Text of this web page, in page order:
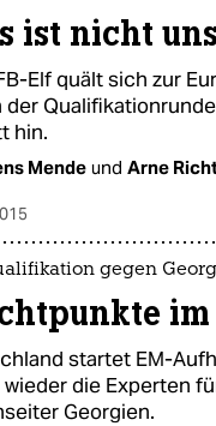
ist nicht
Elf quält sich zur
der
hin.
Mende und Arne
gegen
im
startet EM-
wieder die Experten
Georgien.